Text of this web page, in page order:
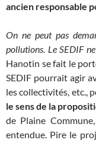
ancien responsable
On ne peut pas
pollutions. Le SEDIF ne
Hanotin se fait le
SEDIF pourrait agir
les collectivités, etc.,
le sens de la
de Plaine
entendue. Pire le